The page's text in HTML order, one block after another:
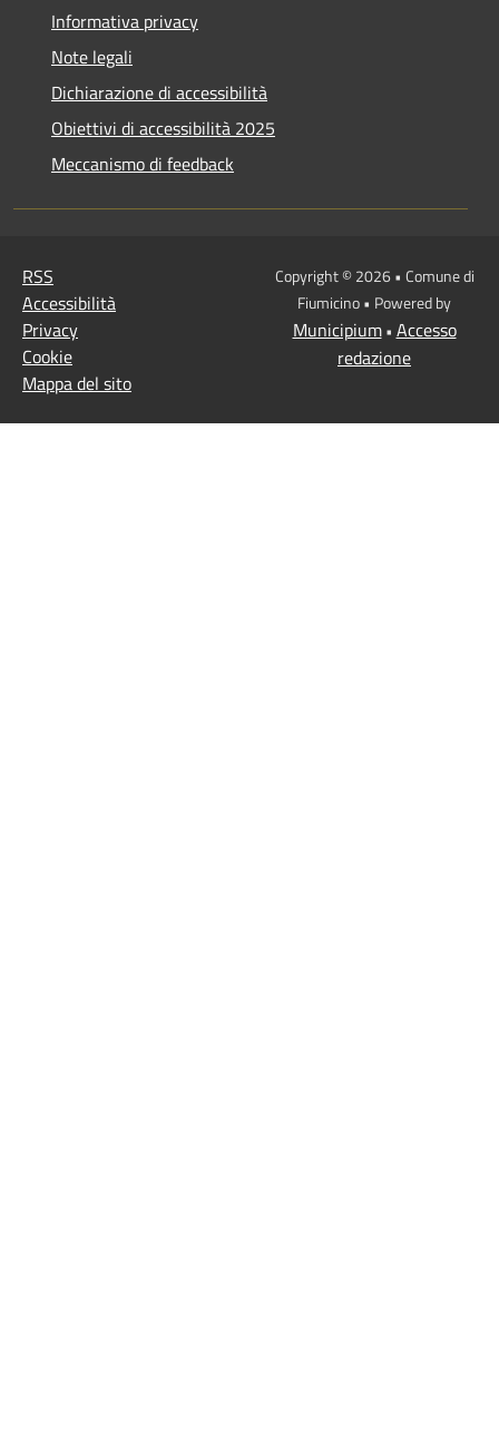
Informativa privacy
Note legali
Dichiarazione di accessibilità
Obiettivi di accessibilità 2025
Meccanismo di feedback
RSS
Accessibilità
Privacy
Cookie
Mappa del sito
Copyright © 2026 • Comune di
Fiumicino • Powered by
Municipium• Accesso
redazione